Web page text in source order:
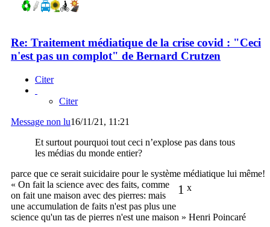
Re: Traitement médiatique de la crise covid : "Ceci
n'est pas un complot" de Bernard Crutzen
Citer
Citer
Message non lu16/11/21, 11:21
Et surtout pourquoi tout ceci n’explose pas dans tous
les médias du monde entier?
parce que ce serait suicidaire pour le système médiatique lui même!
1 x
« On fait la science avec des faits, comme
on fait une maison avec des pierres: mais
une accumulation de faits n'est pas plus une
science qu'un tas de pierres n'est une maison » Henri Poincaré